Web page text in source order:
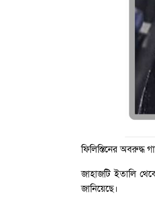
ফিলিস্তিনের অবরুদ্ধ
জাহাজটি ইতালি
জানিয়েছে।